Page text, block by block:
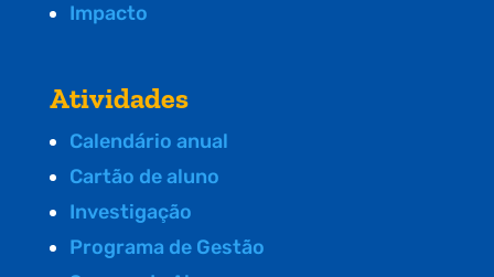
Impacto
Atividades
Calendário anual
Cartão de aluno
Investigação
Programa de Gestão